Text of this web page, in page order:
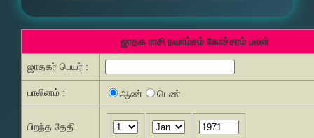
ஜாதக ராசி நவாம்சம் கோச்சரம் பலன்
ஜாதகர் பெயர் :
பாலினம் : ஆண் பெண்
பிறந்த தேதி